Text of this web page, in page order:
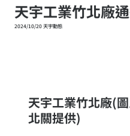
天宇工業竹北廠
2024/10/20 天宇動態
天宇工業竹北廠(​
北關提供)